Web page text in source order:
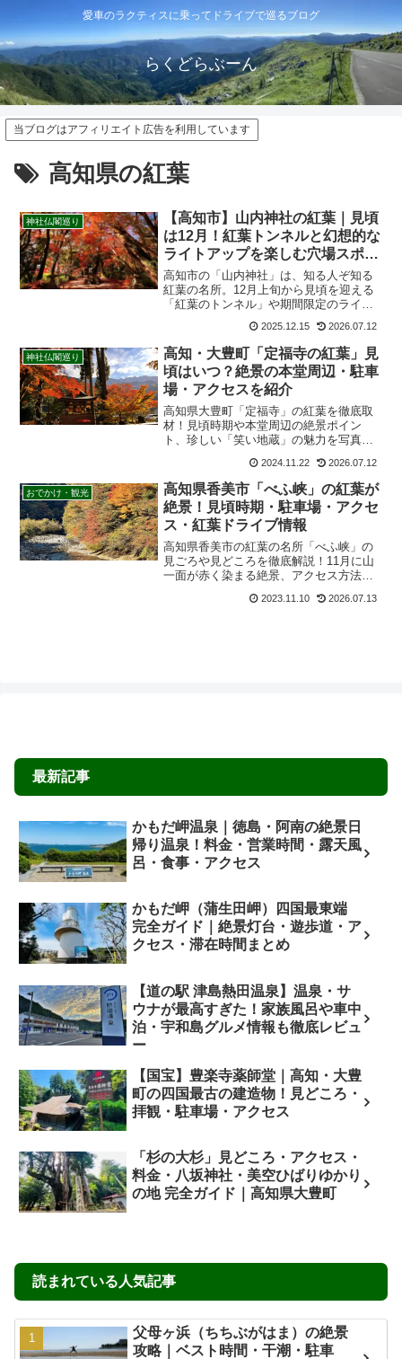
愛車のラクティスに乗ってドライブで巡るブログ
らくどらぶーん
当ブログはアフィリエイト広告を利用しています
高知県の紅葉
神社仏閣巡り
【高知市】山内神社の紅葉｜見頃
は12月！紅葉トンネルと幻想的な
ライトアップを楽しむ穴場スポッ
ト
高知市の「山内神社」は、知る人ぞ知る
紅葉の名所。12月上旬から見頃を迎える
「紅葉のトンネル」や期間限定のライト
アップ、アクセス方法、周辺の観光スポ
ットを詳しく解説します。高知城観光と
合わせて立ち寄りたい、秋の絶景ガイド
の決定版です。
2025.12.15 2026.07.12
神社仏閣巡り
高知・大豊町「定福寺の紅葉」見
頃はいつ？絶景の本堂周辺・駐車
場・アクセスを紹介
高知県大豊町「定福寺」の紅葉を徹底取
材！見頃時期や本堂周辺の絶景ポイン
ト、珍しい「笑い地蔵」の魅力を写真付
避策や、足腰が弱い方でも楽しめるルー
トなど、ドライブ前に知っておきたいア
クセス情報も満載です。
2024.11.22 2026.07.12
おでかけ・観光
高知県香美市「べふ峡」の紅葉が
絶景！見頃時期・駐車場・アクセ
ス・紅葉ドライブ情報
高知県香美市の紅葉の名所「べふ峡」の
見ごろや見どころを徹底解説！11月に山
一面が赤く染まる絶景、アクセス方法、
うお・田舎寿司）まで、秋のドライブに
2023.11.10 2026.07.13
最新記事
かもだ岬温泉｜徳島・阿南の絶景日
帰り温泉！料金・営業時間・露天風
呂・食事・アクセス
かもだ岬（蒲生田岬）四国最東端
完全ガイド｜絶景灯台・遊歩道・ア
クセス・滞在時間まとめ
【道の駅 津島熱田温泉】温泉・サ
ウナが最高すぎた！家族風呂や車中
泊・宇和島グルメ情報も徹底レビュ
ー
【国宝】豊楽寺薬師堂｜高知・大豊
町の四国最古の建造物！見どころ・
拝観・駐車場・アクセス
「杉の大杉」見どころ・アクセス・
料金・八坂神社・美空ひばりゆかり
の地 完全ガイド｜高知県大豊町
読まれている人気記事
父母ヶ浜（ちちぶがはま）の絶景
攻略｜ベスト時間・干潮・駐車